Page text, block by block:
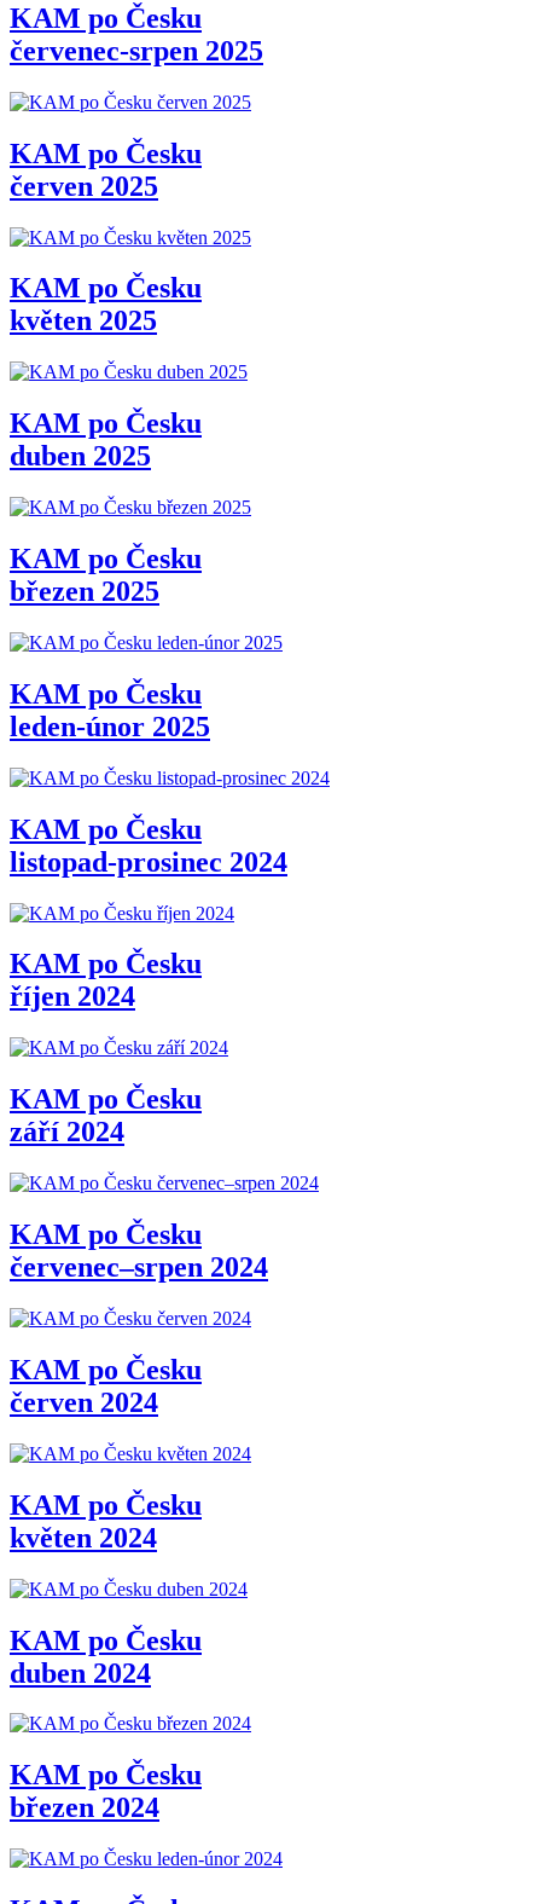
KAM po Česku
červenec-srpen 2025
KAM po Česku
červen 2025
KAM po Česku
květen 2025
KAM po Česku
duben 2025
KAM po Česku
březen 2025
KAM po Česku
leden-únor 2025
KAM po Česku
listopad-prosinec 2024
KAM po Česku
říjen 2024
KAM po Česku
září 2024
KAM po Česku
červenec–srpen 2024
KAM po Česku
červen 2024
KAM po Česku
květen 2024
KAM po Česku
duben 2024
KAM po Česku
březen 2024